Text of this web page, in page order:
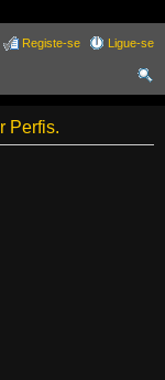
Ligue-se
Registe-se
Perfis.